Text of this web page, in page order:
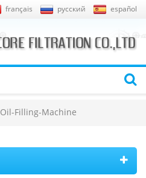
français русский español
Oil-Filling-Machine